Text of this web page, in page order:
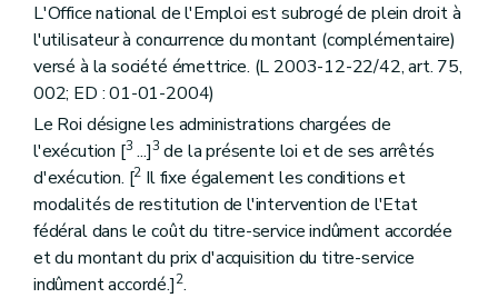
L'Office national de l'Emploi est subrogé de plein droit à
l'utilisateur à concurrence du montant (complémentaire)
versé à la société émettrice. (L 2003-12-22/42, art. 75,
002; ED : 01-01-2004)
Le Roi désigne les administrations chargées de
l'exécution [3 ...]3 de la présente loi et de ses arrêtés
d'exécution. [2 Il fixe également les conditions et
modalités de restitution de l'intervention de l'Etat
fédéral dans le coût du titre-service indûment accordée
et du montant du prix d'acquisition du titre-service
indûment accordé.]2.